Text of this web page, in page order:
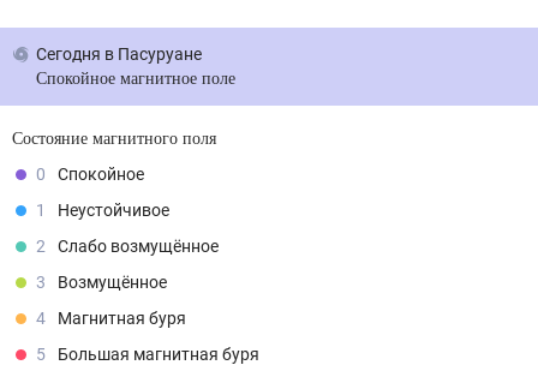
Сегодня в Пасуруане
Спокойное магнитное поле
Состояние магнитного поля
0
Спокойное
1
Неустойчивое
2
Слабо возмущённое
3
Возмущённое
4
Магнитная буря
5
Большая магнитная буря